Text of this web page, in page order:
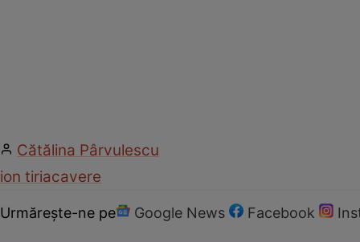
Cătălina Pârvulescu
ion tiriacavere
Urmărește-ne pe Google News Facebook